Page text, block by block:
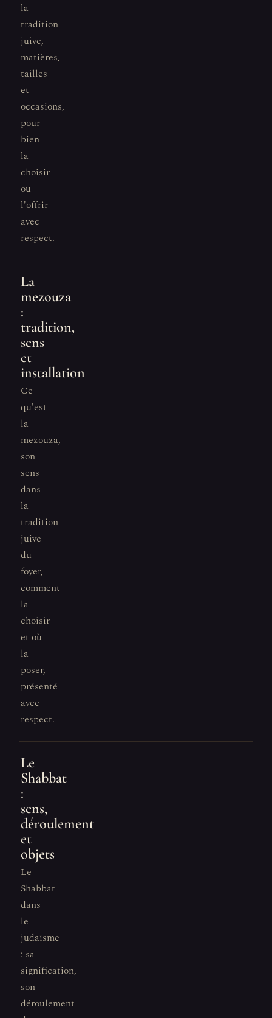
la
tradition
juive,
matières,
tailles
et
occasions,
pour
bien
la
choisir
ou
l'offrir
avec
respect.
La
mezouza
:
tradition,
sens
et
installation
Ce
qu'est
la
mezouza,
son
sens
dans
la
tradition
juive
du
foyer,
comment
la
choisir
et où
la
poser,
présenté
avec
respect.
Le
Shabbat
:
sens,
déroulement
et
objets
Le
Shabbat
dans
le
judaïsme
: sa
signification,
son
déroulement